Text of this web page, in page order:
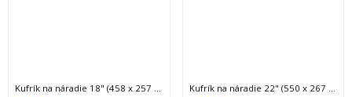
Kufrík na náradie 18" (458 x 257 x 277 mm) 1 Kufrík na náradie 22" (550 x 267 x 277 mm) 1